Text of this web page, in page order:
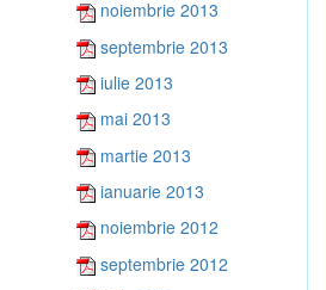
noiembrie 2013
septembrie 2013
iulie 2013
mai 2013
martie 2013
ianuarie 2013
noiembrie 2012
septembrie 2012